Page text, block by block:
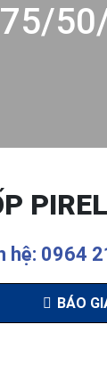
hệ: 0964
BÁO